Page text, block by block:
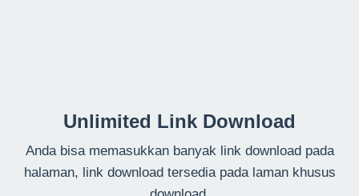
Unlimited Link Download
Anda bisa memasukkan banyak link download pada
halaman, link download tersedia pada laman khusus